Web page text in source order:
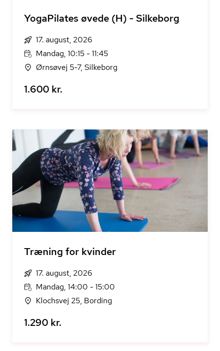
YogaPilates øvede (H) - Silkeborg
17. august, 2026
Mandag, 10:15 - 11:45
Ørnsøvej 5-7, Silkeborg
1.600 kr.
Træning for kvinder
17. august, 2026
Mandag, 14:00 - 15:00
Klochsvej 25, Bording
1.290 kr.